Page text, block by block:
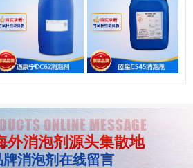
ONLINE MESSAGE
外消泡剂源头集散地
牌消泡剂在线留言